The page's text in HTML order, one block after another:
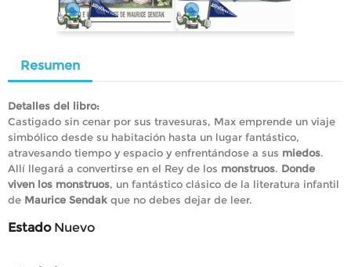
Resumen
Detalles del libro:
Castigado sin cenar por sus travesuras, Max emprende un viaje
simbólico desde su habitación hasta un lugar fantástico,
atravesando tiempo y espacio y enfrentándose a sus miedos.
Allí llegará a convertirse en el Rey de los monstruos. Donde
viven los monstruos, un fantástico clásico de la literatura infantil
de Maurice Sendak que no debes dejar de leer.
Estado Nuevo